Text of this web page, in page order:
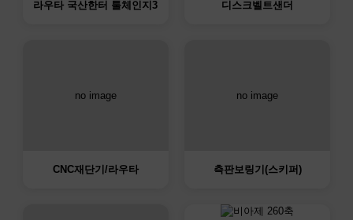
라우타 국산한터 툴체인지3 디스크벨트샌더
no image
CNC재단기/라우타
no image
측판보링기(스키퍼)